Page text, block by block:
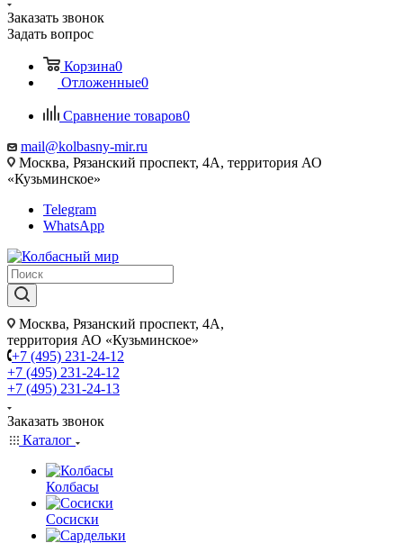
Заказать звонок
Задать вопрос
Корзина0
Отложенные0
Сравнение товаров0
mail@kolbasny-mir.ru
Москва, Рязанский проспект, 4А, территория АО
«Кузьминское»
Telegram
WhatsApp
Москва, Рязанский проспект, 4А,
территория АО «Кузьминское»
+7 (495) 231-24-12
+7 (495) 231-24-12
+7 (495) 231-24-13
Заказать звонок
Каталог
Колбасы
Сосиски